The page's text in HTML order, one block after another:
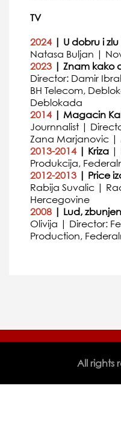
TV
2024| U dobru i zlu
Natasa Buljan |
2023 | Znam kako
Director: Damir
BH Telecom,
Deblokada
2014| Magacin
Journnalist |
Zana Marjanovic |
2013-2014| Kriza |
Produkcija,
2012-2013 | Price
Rabija Suvalic |
Hercegovine
2008 | Lud,
Olivija | Director:
Production,
All rights